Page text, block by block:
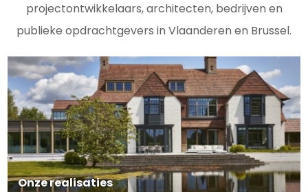
projectontwikkelaars, architecten, bedrijven en
publieke opdrachtgevers in Vlaanderen en Brussel.
Onze realisaties